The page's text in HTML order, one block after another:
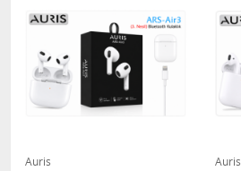
Auris Auris